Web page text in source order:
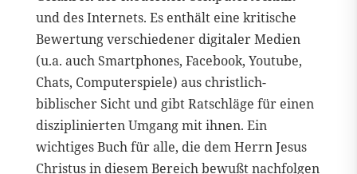
und des Internets. Es enthält eine kritische
Bewertung verschiedener digitaler Medien
(u.a. auch Smartphones, Facebook, Youtube,
Chats, Computerspiele) aus christlich-
biblischer Sicht und gibt Ratschläge für einen
disziplinierten Umgang mit ihnen. Ein
wichtiges Buch für alle, die dem Herrn Jesus
Christus in diesem Bereich bewußt nachfolgen